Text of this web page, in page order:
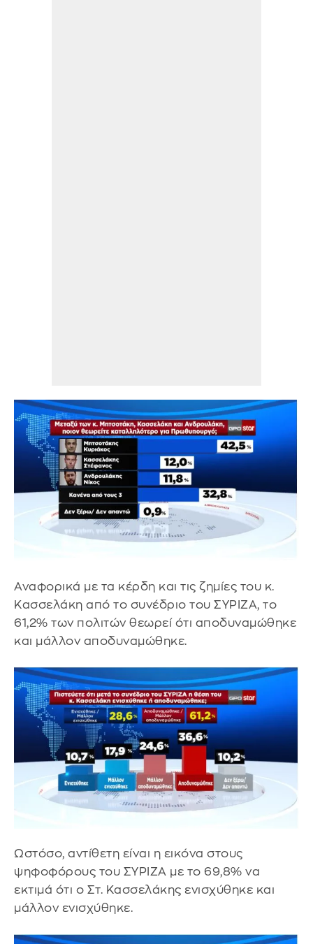
Αναφορικά με τα κέρδη και τις ζημίες του κ.
Κασσελάκη από το συνέδριο του ΣΥΡΙΖΑ, το
61,2% των πολιτών θεωρεί ότι αποδυναμώθηκε
και μάλλον αποδυναμώθηκε.
Ωστόσο, αντίθετη είναι η εικόνα στους
ψηφοφόρους του ΣΥΡΙΖΑ με το 69,8% να
εκτιμά ότι ο Στ. Κασσελάκης ενισχύθηκε και
μάλλον ενισχύθηκε.